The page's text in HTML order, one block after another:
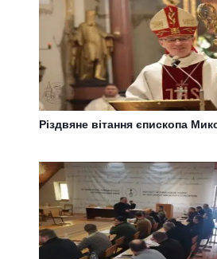
Різдвяне вітання єпископа